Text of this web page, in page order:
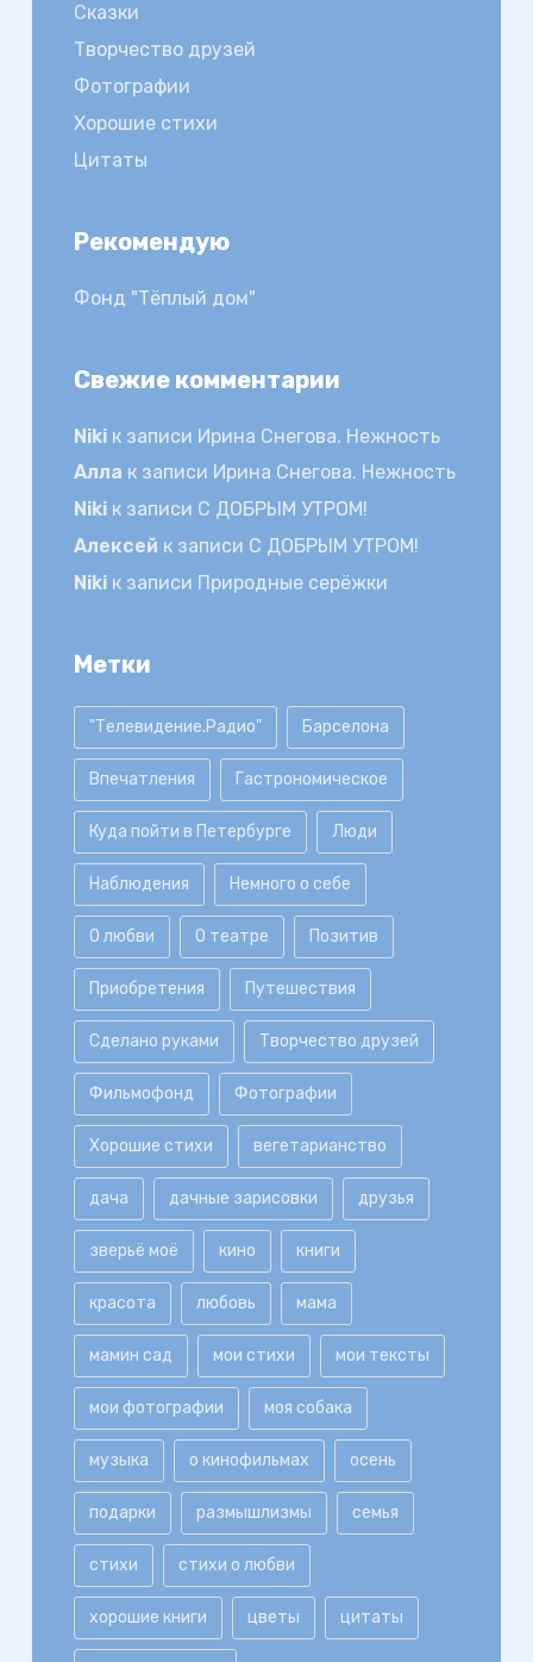
Сказки
Творчество друзей
Фотографии
Хорошие стихи
Цитаты
Рекомендую
Фонд "Тёплый дом"
Свежие комментарии
Nikiк записи Ирина Снегова. Нежность
Алла к записи Ирина Снегова. Нежность
Nikiк записи С ДОБРЫМ УТРОМ!
Алексей к записи С ДОБРЫМ УТРОМ!
Nikiк записи Природные серёжки
Метки
"Телевидение.Радио" Барселона
Впечатления Гастрономическое
Куда пойти в Петербурге Люди
Наблюдения Немного о себе
О любви О театре Позитив
Приобретения Путешествия
Сделано руками Творчество друзей
Фильмофонд Фотографии
Хорошие стихи вегетарианство
дача дачные зарисовки друзья
зверьё моё кино книги
красота любовь мама
мамин сад мои стихи мои тексты
мои фотографии моя собака
музыка о кинофильмах осень
подарки размышлизмы семья
стихи стихи о любви
хорошие книги цветы цитаты